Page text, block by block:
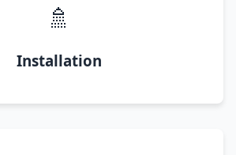
🚿
Installation